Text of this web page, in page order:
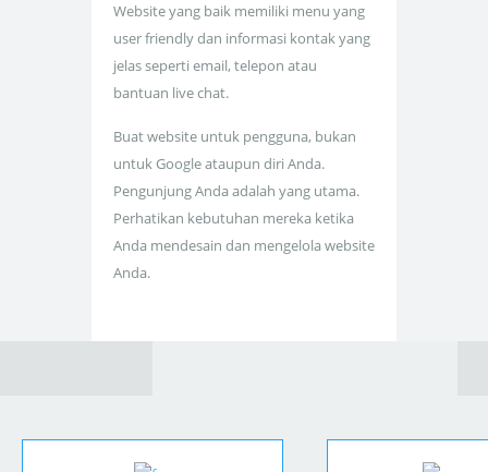
Website yang baik memiliki menu yang
user friendly dan informasi kontak yang
jelas seperti email, telepon atau
bantuan live chat.
Buat website untuk pengguna, bukan
untuk Google ataupun diri Anda.
Pengunjung Anda adalah yang utama.
Perhatikan kebutuhan mereka ketika
Anda mendesain dan mengelola website
Anda.